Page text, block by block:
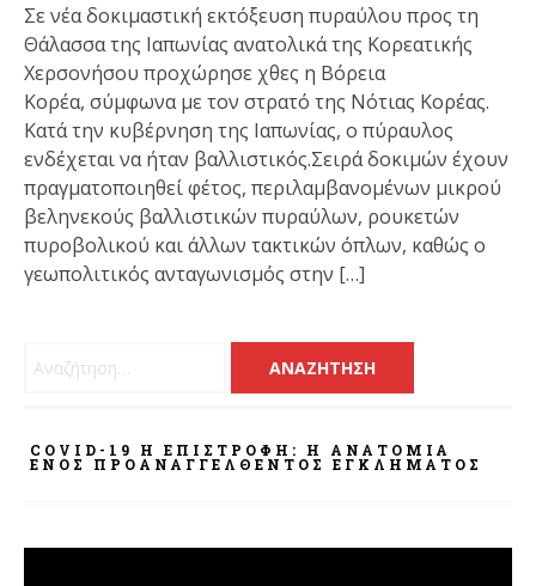
Σε νέα δοκιμαστική εκτόξευση πυραύλου προς τη
Θάλασσα της Ιαπωνίας ανατολικά της Κορεατικής
Χερσονήσου προχώρησε χθες η Βόρεια
Κορέα, σύμφωνα με τον στρατό της Νότιας Κορέας.
Κατά την κυβέρνηση της Ιαπωνίας, ο πύραυλος
ενδέχεται να ήταν βαλλιστικός.Σειρά δοκιμών έχουν
πραγματοποιηθεί φέτος, περιλαμβανομένων μικρού
βεληνεκούς βαλλιστικών πυραύλων, ρουκετών
πυροβολικού και άλλων τακτικών όπλων, καθώς ο
γεωπολιτικός ανταγωνισμός στην […]
Αναζήτηση για:
COVID-19 Η ΕΠΙΣΤΡΟΦΗ: Η ΑΝΑΤΟΜΊΑ
ΕΝΌΣ ΠΡΟΑΝΑΓΓΕΛΘΈΝΤΟΣ ΕΓΚΛΉΜΑΤΟΣ